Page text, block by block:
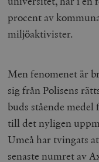
procent av
miljöaktivister.
Men fenomenet är
sig från Polisens
buds stående
till det nyligen
Umeå har tvingats
senaste numret av